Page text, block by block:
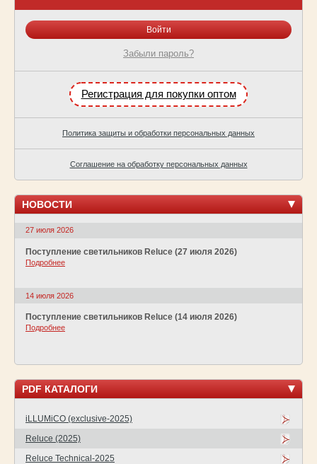
Забыли пароль?
Регистрация для покупки оптом
Политика защиты и обработки персональных данных
Соглашение на обработку персональных данных
НОВОСТИ
27 июля 2026
Поступление светильников Reluce (27 июля 2026)
Подробнее
14 июля 2026
Поступление светильников Reluce (14 июля 2026)
Подробнее
PDF КАТАЛОГИ
iLLUMiCO (exclusive-2025)
Reluce (2025)
Reluce Technical-2025